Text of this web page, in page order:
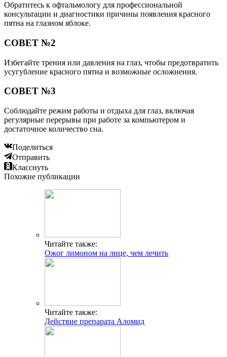
Обратитесь к офтальмологу для профессиональной
консультации и диагностики причины появления красного
пятна на глазном яблоке.
СОВЕТ №2
Избегайте трения или давления на глаз, чтобы предотвратить
усугубление красного пятна и возможные осложнения.
СОВЕТ №3
Соблюдайте режим работы и отдыха для глаз, включая
регулярные перерывы при работе за компьютером и
достаточное количество сна.
Поделиться
Отправить
Класснуть
Похожие публикации
Читайте также:
Ожог лимоном на лице, чем лечить
Читайте также:
Действие препарата Аломид